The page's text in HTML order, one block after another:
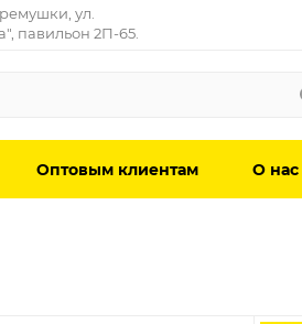
ул.
павильон 2П-65.
Оптовым клиентам О нас